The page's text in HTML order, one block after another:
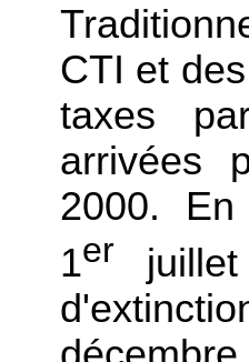
CTI et
taxes
arrivées
2000.
1er